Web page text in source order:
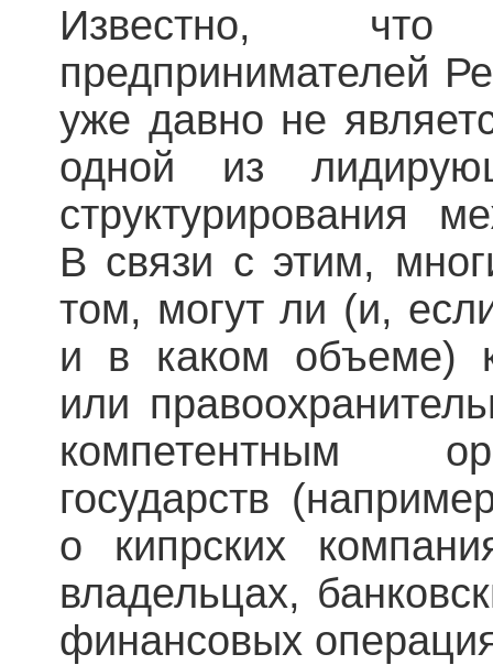
Известно,
предпринимателей
уже давно не
одной из
структурирования
В связи с этим,
том, могут ли (и,
и в каком объеме)
или
компетентным
государств
о кипрских
владельцах,
финансовых